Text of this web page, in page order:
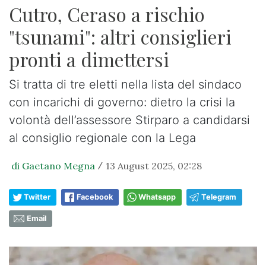
Cutro, Ceraso a rischio
"tsunami": altri consiglieri
pronti a dimettersi
Si tratta di tre eletti nella lista del sindaco
con incarichi di governo: dietro la crisi la
volontà dell’assessore Stirparo a candidarsi
al consiglio regionale con la Lega
di Gaetano Megna / 13 August 2025, 02:28
Twitter Facebook Whatsapp Telegram
Email